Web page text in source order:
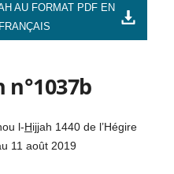
AU FORMAT PDF EN
n°1037b
l-Hijjah 1440 de l’Hégire
11 août 2019